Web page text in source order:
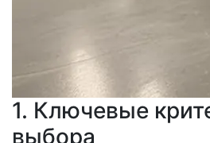
1. Ключевые
выбора